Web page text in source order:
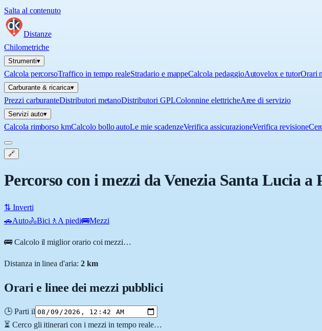
Salta al contenuto
Distanze
Chilometriche
Strumenti▾
Calcola percorsoTraffico in tempo realeStradario e mappeCalcola pedaggioAutovelox e tutorOrari
Carburante & ricarica▾
Prezzi carburanteDistributori metanoDistributori GPLColonnine elettricheAree di servizio
Servizi auto▾
Calcola rimborso kmCalcolo bollo autoLe mie scadenzeVerifica assicurazioneVerifica revisione
🔗
Percorso con i mezzi da Venezia Santa Lucia a
⇅ Inverti
🚗Auto🚴Bici 🚶 A piedi🚌Mezzi
🚌 Calcolo il miglior orario coi mezzi…
Distanza in linea d'aria: 2km
Orari e linee dei mezzi pubblici
🕒 Parti il
⏳ Cerco gli itinerari con i mezzi in tempo reale…